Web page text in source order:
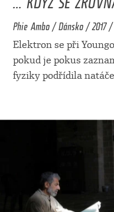
Phie Ambo / Dánsko / 2017
Elektron se při
pokud je pokus
fyziky podřídila